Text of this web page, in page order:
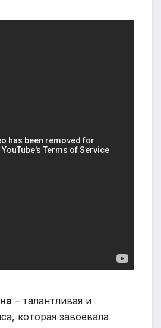
– талантливая и
которая завоевала